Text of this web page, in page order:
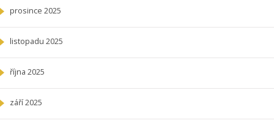
prosince 2025
listopadu 2025
října 2025
září 2025